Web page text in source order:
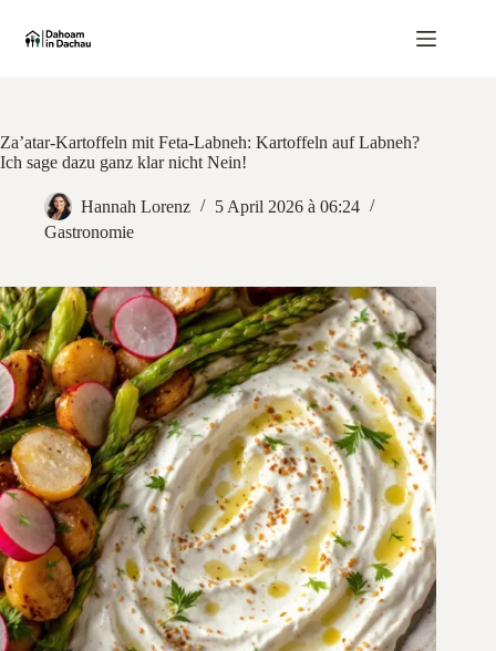
Inhalt
springen
Za’atar-Kartoffeln mit Feta-Labneh: Kartoffeln auf Labneh?
Ich sage dazu ganz klar nicht Nein!
Hannah Lorenz
5 April 2026 à 06:24
Gastronomie